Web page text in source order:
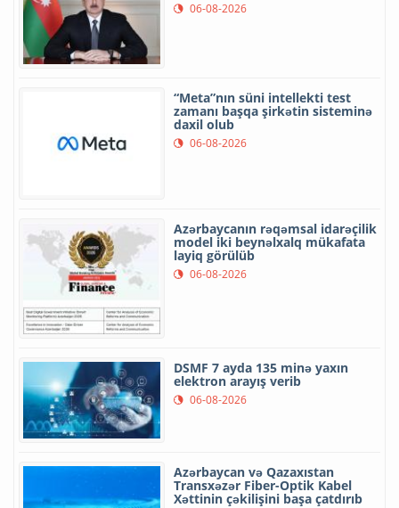
06-08-2026
“Meta”nın süni intellekti test
zamanı başqa şirkətin sisteminə
daxil olub
06-08-2026
Azərbaycanın rəqəmsal idarəçilik
model iki beynəlxalq mükafata
layiq görülüb
06-08-2026
DSMF 7 ayda 135 minə yaxın
elektron arayış verib
06-08-2026
Azərbaycan və Qazaxıstan
Transxəzər Fiber-Optik Kabel
Xəttinin çəkilişini başa çatdırıb